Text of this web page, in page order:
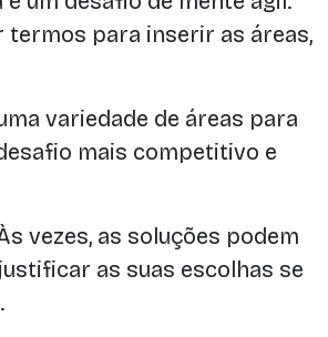
para inserir as áreas,
variedade de áreas para
mais competitivo e
vezes, as soluções podem
as suas escolhas se